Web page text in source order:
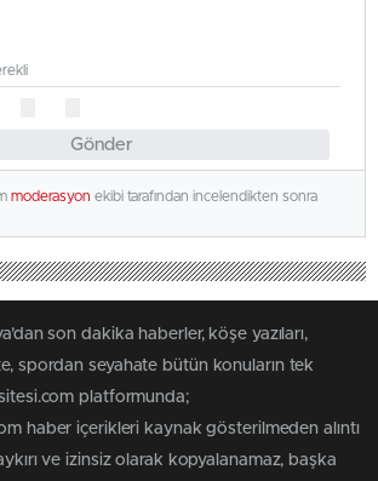
Gönder
moderasyon ekibi tarafından incelendikten sonra
son dakika haberler, köşe yazıları,
spordan seyahate bütün konuların tek
platformunda;
haber içerikleri kaynak gösterilmeden alıntı
ve izinsiz olarak kopyalanamaz, başka